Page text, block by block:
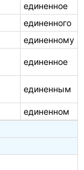
единенное
единенного
единенному
единенное
единенным
единенном